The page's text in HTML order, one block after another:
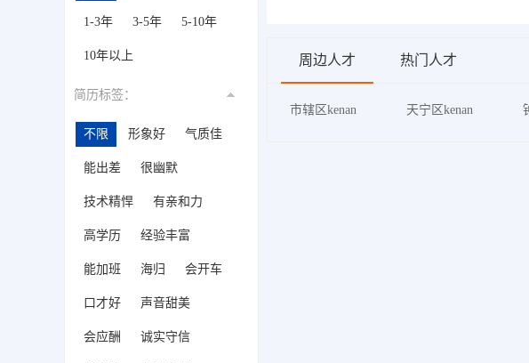
1-3年 3-5年 5-10年
10年以上
简历标签：
不限 形象好 气质佳
能出差 很幽默
技术精悍 有亲和力
高学历 经验丰富
能加班 海归 会开车
口才好 声音甜美
会应酬 诚实守信
周边人才 热门人才
市辖区kenan 天宁区kenan